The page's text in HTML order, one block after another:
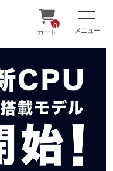
0
カート メニュー